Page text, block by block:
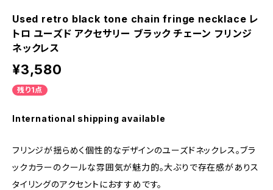
Used retro black tone chain fringe necklace レ
トロ ユーズド アクセサリー ブラック チェーン フリンジ
ネックレス
¥3,580
残り1点
International shipping available
フリンジが揺らめく個性的なデザインのユーズドネックレス。ブラ
ックカラーのクールな雰囲気が魅力的。大ぶりで存在感がありス
タイリングのアクセントにおすすめです。